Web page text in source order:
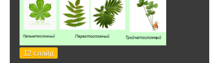
12 слайд